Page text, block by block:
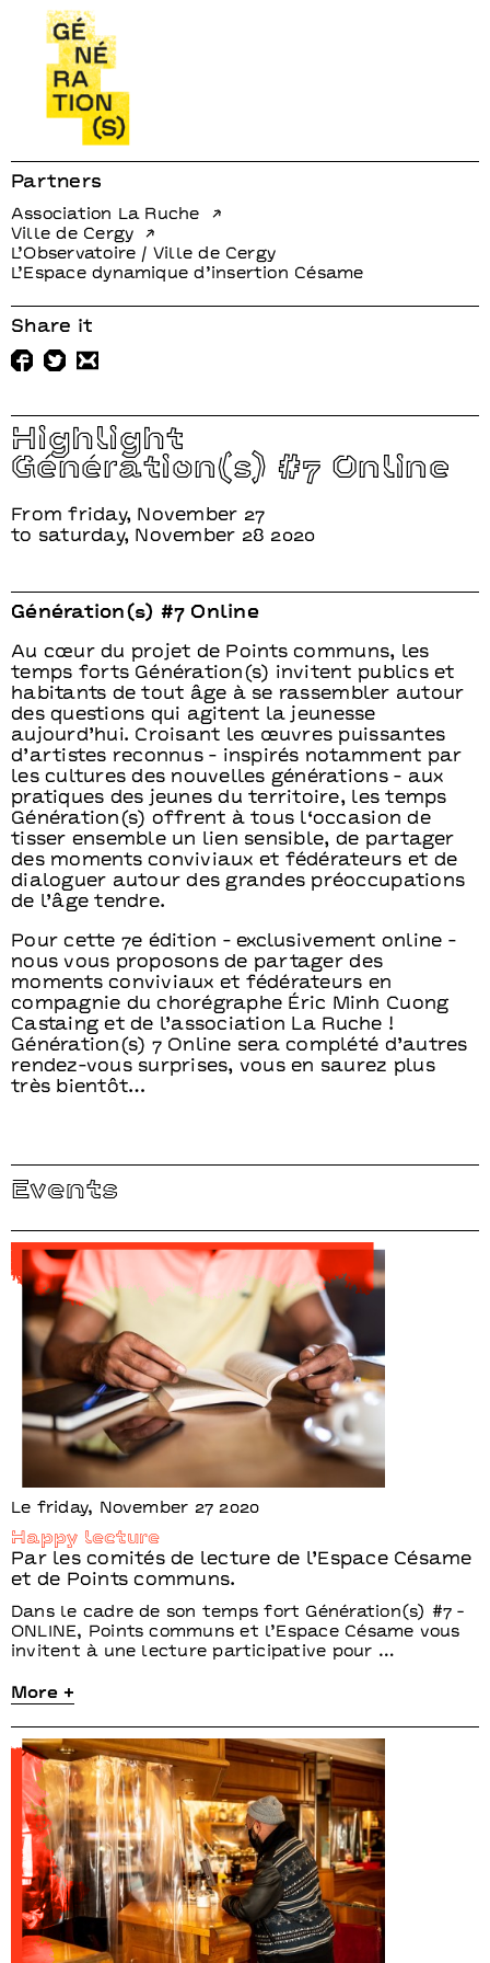
Highlight
Génération(s) #7 Online
From friday, November 27
to saturday, November 28 2020
Génération(s) #7 Online
Au cœur du projet de Points communs, les
temps forts Génération(s) invitent publics et
habitants de tout âge à se rassembler autour
des questions qui agitent la jeunesse
aujourd’hui. Croisant les œuvres puissantes
d’artistes reconnus - inspirés notamment par
les cultures des nouvelles générations - aux
pratiques des jeunes du territoire, les temps
Génération(s) offrent à tous l‘occasion de
tisser ensemble un lien sensible, de partager
des moments conviviaux et fédérateurs et de
dialoguer autour des grandes préoccupations
de l’âge tendre.
Pour cette 7e édition - exclusivement online -
nous vous proposons de partager des
moments conviviaux et fédérateurs en
compagnie du chorégraphe Éric Minh Cuong
Castaing et de l’association La Ruche !
Génération(s) 7 Online sera complété d’autres
rendez-vous surprises, vous en saurez plus
très bientôt…
Partners
Association La Ruche
Ville de Cergy
L’Observatoire / Ville de Cergy
L’Espace dynamique d’insertion Césame
Share it
Events
Le friday, November 27 2020
Happy lecture
Par les comités de lecture de l’Espace Césame
et de Points communs.
Dans le cadre de son temps fort Génération(s) #7 -
ONLINE, Points communs et l’Espace Césame vous
invitent à une lecture participative pour …
More +